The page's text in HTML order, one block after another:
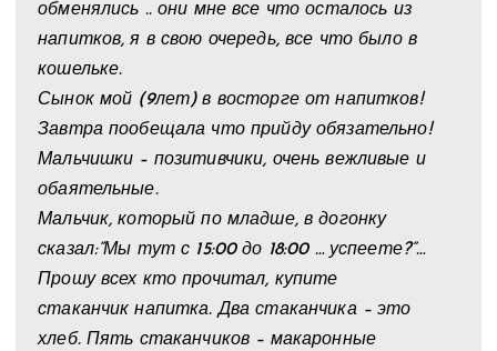
обменялись .. они мне все что осталось из
напитков, я в свою очередь, все что было в
кошельке.
Сынок мой (9лет) в восторге от напитков!
Завтра пообещала что прийду обязательно!
Мальчишки – позитивчики, очень вежливые и
обаятельные.
Мальчик, который по младше, в догонку
сказал:”Мы тут с 15:00 до 18:00 … успеете?”…
Прошу всех кто прочитал, купите
стаканчик напитка. Два стаканчика – это
хлеб. Пять стаканчиков – макаронные